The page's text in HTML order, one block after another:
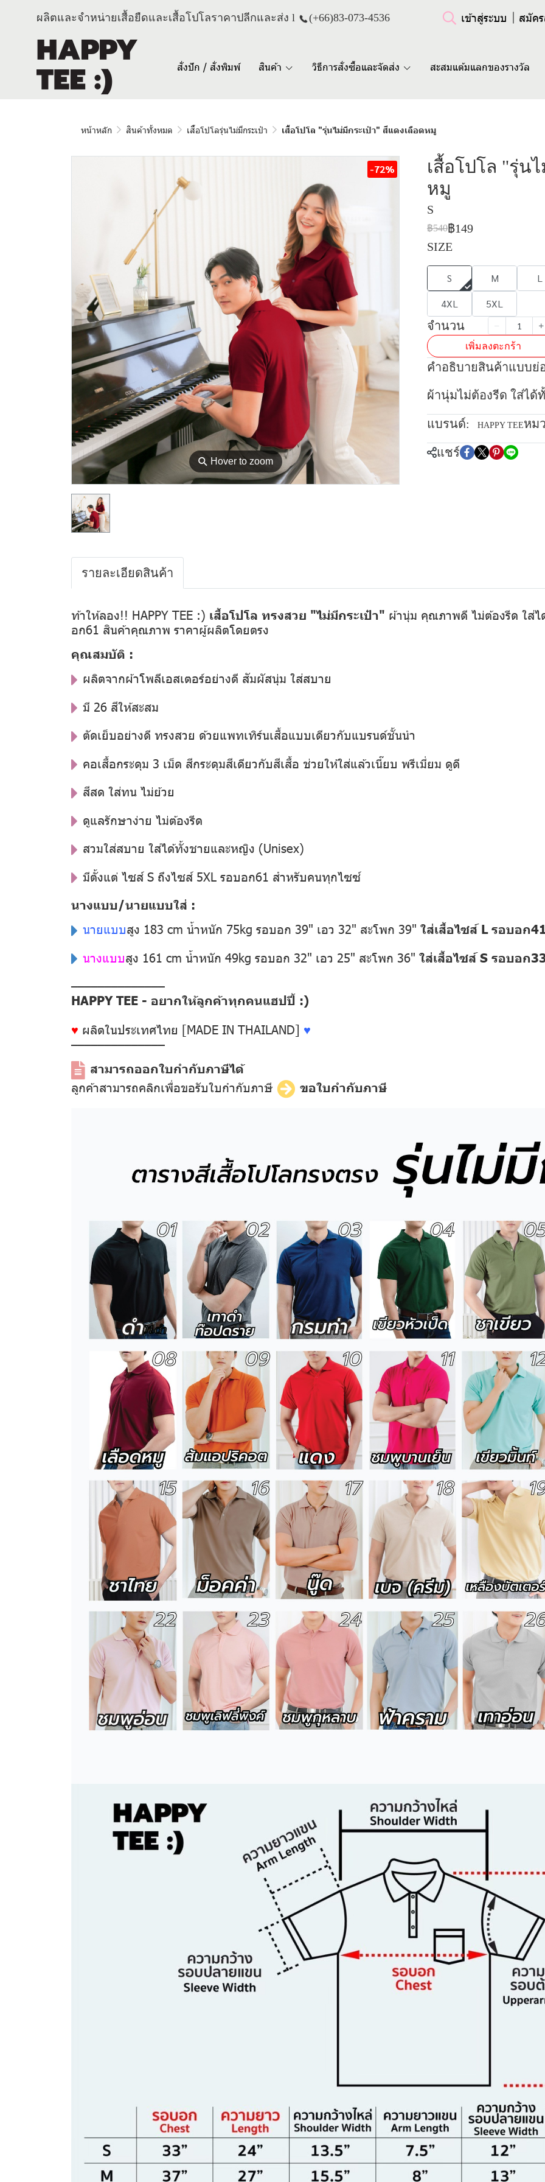
ผลิตและจำหน่ายเสื้อยืดและเสื้อโปโลราคาปลีกและส่ง l (+66)83-073-4536 เข้าสู่ระบบ สมัค
สั่งปัก / สั่งพิมพ์ สินค้า วิธีการสั่งซื้อและจัดส่ง สะสมแต้มแลกของรางวัล
หน้าหลัก สินค้าทั้งหมด เสื้อโปโลรุ่นไม่มีกระเป๋า เสื้อโปโล "รุ่นไม่มีกระเป๋า" สีแดงเลือดหมู
⚲ Hover to zoom
-72%
เสื้อโปโล "รุ่น
หมู
S
฿540฿149
SIZE
S M L
4XL
5XL
จำนวน
เพิ่มลงตะกร้า
คำอธิบายสินค้าแบบย่
ผ้านุ่มไม่ต้องรีด ใส่ได้
แบรนด์: HAPPY TEEหม
แชร์
รายละเอียดสินค้า
ท้าให้ลอง!! HAPPY TEE :) เสื้อโปโล ทรงสวย "ไม่มีกระเป๋า" ผ้านุ่ม คุณภาพดี ไม่ต้องรีด ใส่
อก61 สินค้าคุณภาพ ราคาผู้ผลิตโดยตรง
คุณสมบัติ :
ผลิตจากผ้าโพลีเอสเตอร์อย่างดี สัมผัสนุ่ม ใส่สบาย
มี 26 สีให้สะสม
ตัดเย็บอย่างดี ทรงสวย ด้วยแพทเทิร์นเสื้อแบบเดียวกับแบรนด์ชั้นนำ
คอเสื้อกระดุม 3 เม็ด สีกระดุมสีเดียวกับสีเสื้อ ช่วยให้ใส่แล้วเนี๊ยบ พรีเมี่ยม ดูดี
สีสด ใส่ทน ไม่ย้วย
ดูแลรักษาง่าย ไม่ต้องรีด
สวมใส่สบาย ใส่ได้ทั้งชายและหญิง (Unisex)
มีตั้งแต่ ไซส์ S ถึงไซส์ 5XL รอบอก61 สำหรับคนทุกไซซ์
นางแบบ/นายแบบใส่ :
นายแบบสูง 183 cm น้ำหนัก 75kg รอบอก 39" เอว 32" สะโพก 39" ใส่เสื้อไซส์ L รอบอก
นางแบบสูง 161 cm น้ำหนัก 49kg รอบอก 32" เอว 25" สะโพก 36" ใส่เสื้อไซส์ S รอบอก
––––––––––––––
HAPPY TEE - อยากให้ลูกค้าทุกคนแฮปปี้ :)
♥ ผลิตในประเทศไทย [MADE IN THAILAND] ♥
––––––––––––––
สามารถออกใบกำกับภาษีได้
ลูกค้าสามารถคลิกเพื่อขอรับใบกำกับภาษี
ขอใบกำกับภาษี